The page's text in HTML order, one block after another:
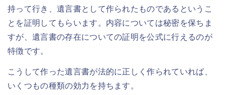
持って行き、遺言書として作られたものであるというこ
とを証明してもらいます。内容については秘密を保ちま
すが、遺言書の存在についての証明を公式に行えるのが
特徴です。
こうして作った遺言書が法的に正しく作られていれば、
いくつもの種類の効力を持ちます。